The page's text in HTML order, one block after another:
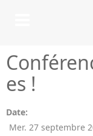
es !
Date:
Mer. 27 septembre